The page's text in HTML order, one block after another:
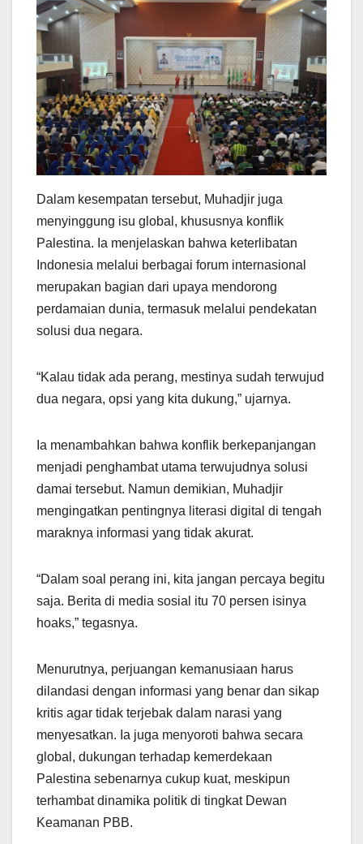
Dalam kesempatan tersebut, Muhadjir juga
menyinggung isu global, khususnya konflik
Palestina. Ia menjelaskan bahwa keterlibatan
Indonesia melalui berbagai forum internasional
merupakan bagian dari upaya mendorong
perdamaian dunia, termasuk melalui pendekatan
solusi dua negara.
“Kalau tidak ada perang, mestinya sudah terwujud
dua negara, opsi yang kita dukung,” ujarnya.
Ia menambahkan bahwa konflik berkepanjangan
menjadi penghambat utama terwujudnya solusi
damai tersebut. Namun demikian, Muhadjir
mengingatkan pentingnya literasi digital di tengah
maraknya informasi yang tidak akurat.
“Dalam soal perang ini, kita jangan percaya begitu
saja. Berita di media sosial itu 70 persen isinya
hoaks,” tegasnya.
Menurutnya, perjuangan kemanusiaan harus
dilandasi dengan informasi yang benar dan sikap
kritis agar tidak terjebak dalam narasi yang
menyesatkan. Ia juga menyoroti bahwa secara
global, dukungan terhadap kemerdekaan
Palestina sebenarnya cukup kuat, meskipun
terhambat dinamika politik di tingkat Dewan
Keamanan PBB.